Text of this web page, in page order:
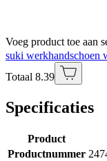
Voeg product toe aan
suki werkhandschoen
Totaal 8.39
Specificaties
Product
Productnummer